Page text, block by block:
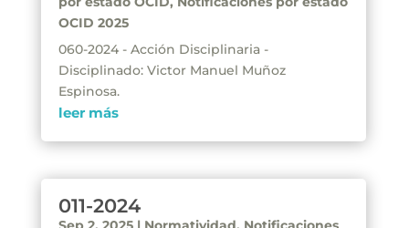
OCID 2025
060-2024 - Acción Disciplinaria -
Disciplinado: Victor Manuel Muñoz
Espinosa.
leer más
011-2024